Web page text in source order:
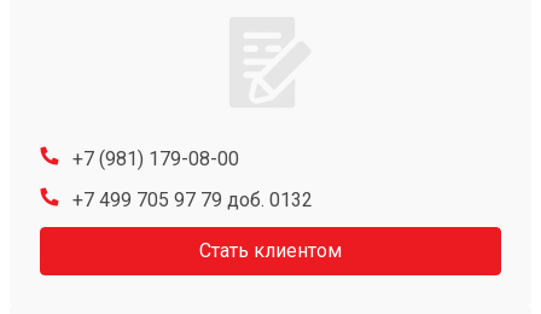
+7 (981) 179-08-00
+7 499 705 97 79 доб. 0132
Стать клиентом